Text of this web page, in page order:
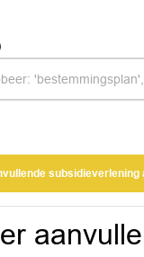
de Twern voor accomodatiegebonden sociaal werk 2024